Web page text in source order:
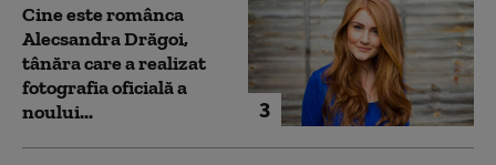
3
Cine este românca
Alecsandra Drăgoi,
tânăra care a realizat
fotografia oficială a
noului...